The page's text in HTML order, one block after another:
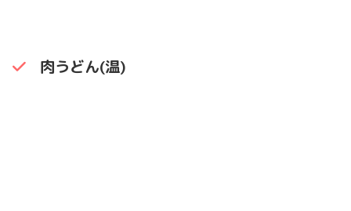
肉うどん(温)